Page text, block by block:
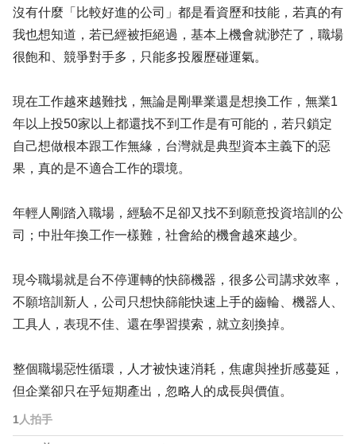
沒有什麼「比較好進的公司」都是看資歷和技能，若真的有
我也想知道，若已經被拒絕過，基本上機會就渺茫了，職場
很飽和、競爭對手多，只能多投履歷碰運氣。
現在工作越來越難找，無論是剛畢業還是想換工作，無業1
年以上投50家以上都還找不到工作是有可能的，若只鎖定
自己想做根本跟工作無緣，台灣就是典型資本主義下的惡
果，真的是不適合工作的環境。
年輕人剛踏入職場，經驗不足卻又找不到願意投資培訓的公
司；中壯年換工作一樣難，社會給的機會越來越少。
現今職場就是台不停運轉的快篩機器，很多公司講求效率，
不願培訓新人，公司只想快篩能快速上手的齒輪、機器人、
工具人，表現不佳、還在學習摸索，就立刻換掉。
整個職場惡性循環，人才被快速消耗，焦慮與挫折感蔓延，
但企業卻只在乎短期產出，忽略人的成長與價值。
1 人拍手